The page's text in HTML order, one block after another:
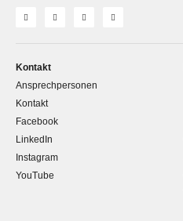
Kontakt
Ansprechpersonen
Kontakt
Facebook
LinkedIn
Instagram
YouTube